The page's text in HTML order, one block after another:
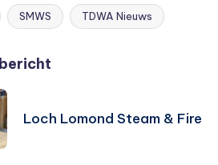
SMWS TDWA Nieuws
Loch Lomond Steam & Fire